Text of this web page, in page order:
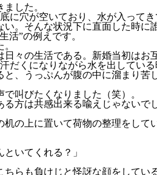
した。
に穴が空いており、水が入ってき
。そんな状況下に直面した時に
活”の例えです。
日々の生活である。新婚当初は
だくになりながら水を出して
、うっぷんが腹の中に溜まり
叫びたくなりました（笑）。
方は共感出来る喩えじゃないで
の上に置いて荷物の整理をし
いてくれる？」
らも負けじと怪訝な顔をしてい